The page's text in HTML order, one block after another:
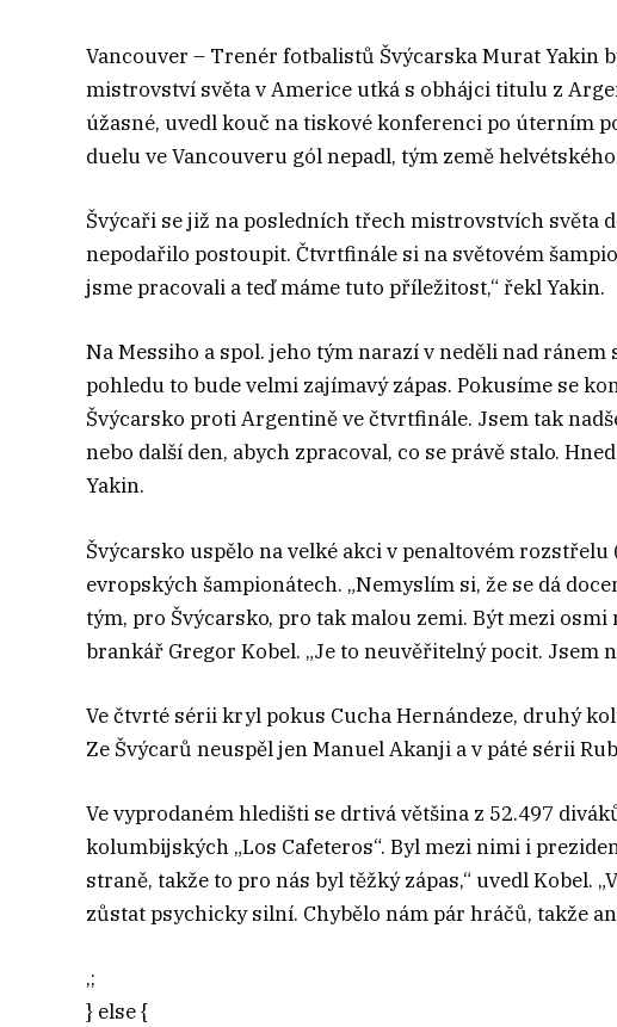
Vancouver – Trenér fotbalistů Švýcarska Murat Yakin
mistrovství světa v Americe utká s obhájci titulu z
úžasné, uvedl kouč na tiskové konferenci po úterním
duelu ve Vancouveru gól nepadl, tým země
Švýcaři se již na posledních třech mistrovstvích světa
nepodařilo postoupit. Čtvrtfinále si na světovém
jsme pracovali a teď máme tuto příležitost,“ řekl Yakin.
Na Messiho a spol. jeho tým narazí v neděli nad ránem
pohledu to bude velmi zajímavý zápas. Pokusíme se
Švýcarsko proti Argentině ve čtvrtfinále. Jsem tak
nebo další den, abych zpracoval, co se právě stalo.
Yakin.
Švýcarsko uspělo na velké akci v penaltovém
evropských šampionátech. „Nemyslím si, že se dá
tým, pro Švýcarsko, pro tak malou zemi. Být mezi
brankář Gregor Kobel. „Je to neuvěřitelný pocit. Jsem
Ve čtvrté sérii kryl pokus Cucha Hernándeze, druhý
Ze Švýcarů neuspěl jen Manuel Akanji a v páté sérii
Ve vyprodaném hledišti se drtivá většina z 52.497
kolumbijských „Los Cafeteros“. Byl mezi nimi i
straně, takže to pro nás byl těžký zápas,“ uvedl Kobel.
zůstat psychicky silní. Chybělo nám pár hráčů, takže
‚;
} else {